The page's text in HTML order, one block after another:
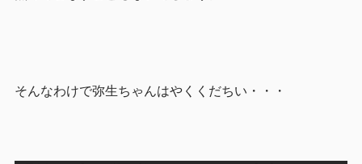
そんなわけで弥生ちゃんはやくくだちい・・・